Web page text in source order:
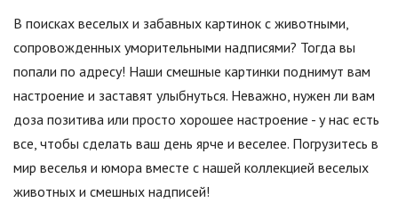
В поисках веселых и забавных картинок с животными,
сопровожденных уморительными надписями? Тогда вы
попали по адресу! Наши смешные картинки поднимут вам
настроение и заставят улыбнуться. Неважно, нужен ли вам
доза позитива или просто хорошее настроение - у нас есть
все, чтобы сделать ваш день ярче и веселее. Погрузитесь в
мир веселья и юмора вместе с нашей коллекцией веселых
животных и смешных надписей!